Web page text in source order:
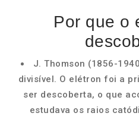
Por que o
J. Thomson (1856-
divisível. O elétron foi a
ser descoberta, o que
estudava os raios